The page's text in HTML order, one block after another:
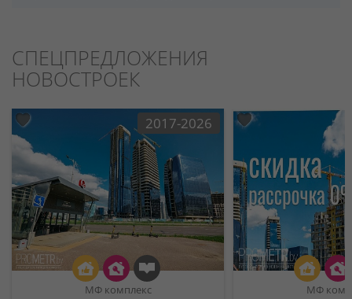
СПЕЦПРЕДЛОЖЕНИЯ
НОВОСТРОЕК
2017-2026
МФ комплекс МФ